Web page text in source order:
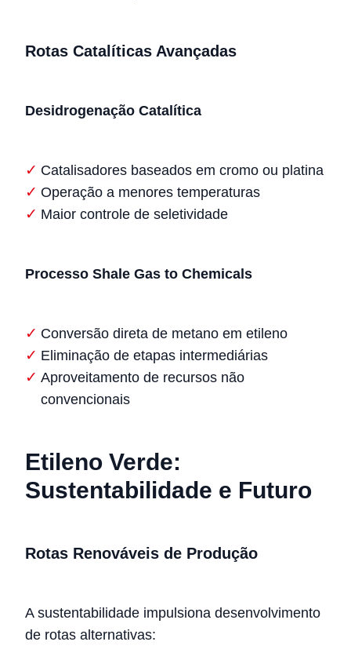
Rotas Catalíticas Avançadas
Desidrogenação Catalítica
Catalisadores baseados em cromo ou platina
Operação a menores temperaturas
Maior controle de seletividade
Processo Shale Gas to Chemicals
Conversão direta de metano em etileno
Eliminação de etapas intermediárias
Aproveitamento de recursos não
convencionais
Etileno Verde:
Sustentabilidade e Futuro
Rotas Renováveis de Produção
A sustentabilidade impulsiona desenvolvimento
de rotas alternativas: